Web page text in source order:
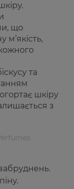
що
м’якість,
та
шкіру
з